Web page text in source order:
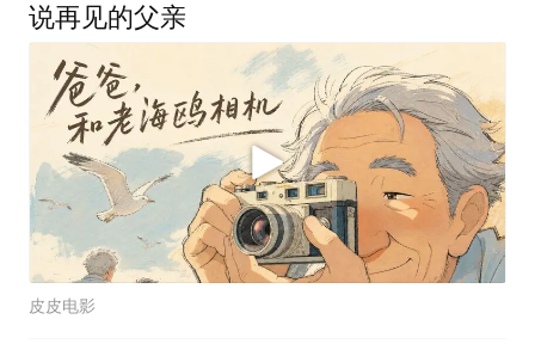
说再见的父亲
皮皮电影